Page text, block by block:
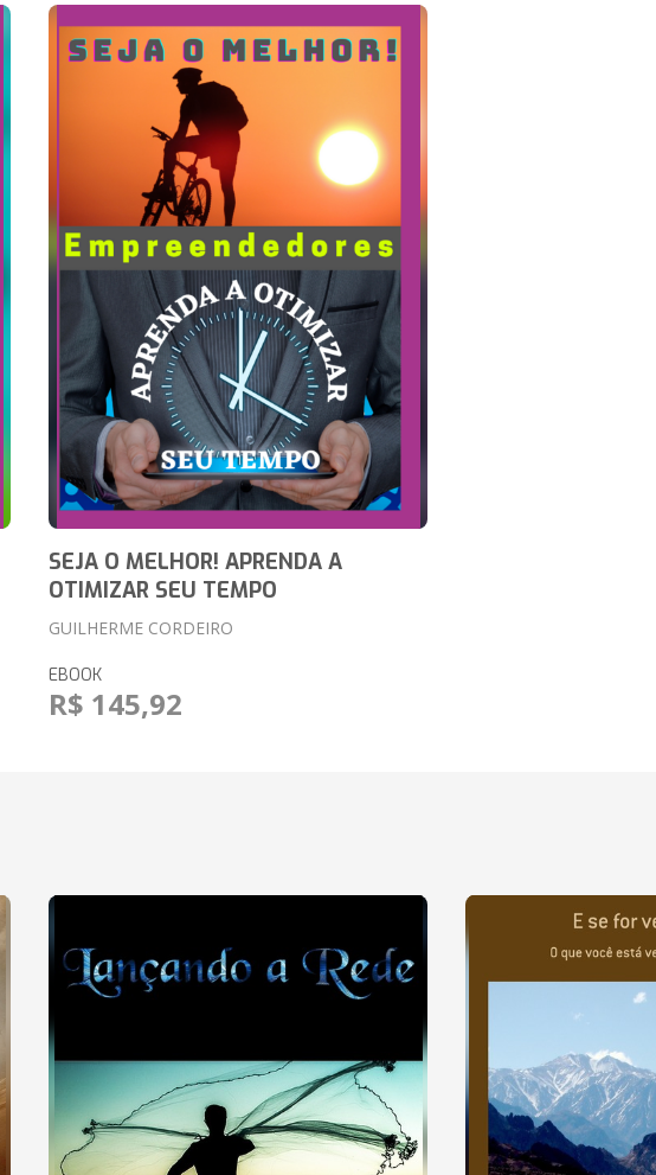
SEJA O MELHOR! APRENDA A
OTIMIZAR SEU TEMPO
GUILHERME CORDEIRO
EBOOK
R$ 145,92